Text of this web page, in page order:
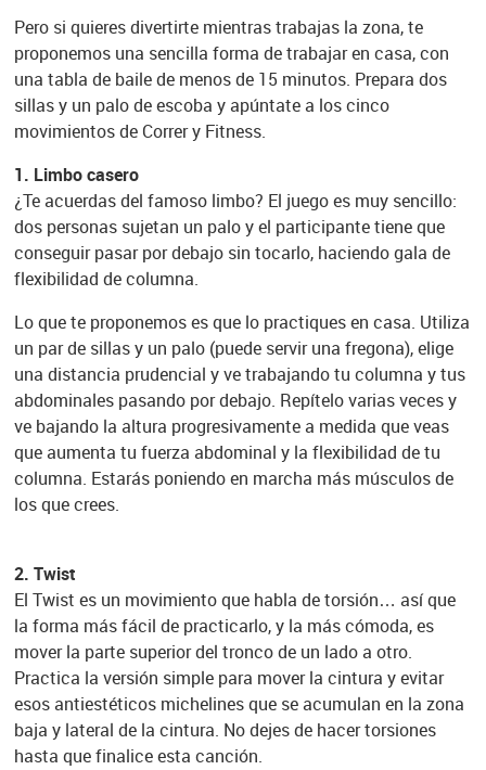
Pero si quieres divertirte mientras trabajas la zona, te
proponemos una sencilla forma de trabajar en casa, con
una tabla de baile de menos de 15 minutos. Prepara dos
sillas y un palo de escoba y apúntate a los cinco
movimientos de Correr y Fitness.
1. Limbo casero
¿Te acuerdas del famoso limbo? El juego es muy sencillo:
dos personas sujetan un palo y el participante tiene que
conseguir pasar por debajo sin tocarlo, haciendo gala de
flexibilidad de columna.
Lo que te proponemos es que lo practiques en casa. Utiliza
un par de sillas y un palo (puede servir una fregona), elige
una distancia prudencial y ve trabajando tu columna y tus
abdominales pasando por debajo. Repítelo varias veces y
ve bajando la altura progresivamente a medida que veas
que aumenta tu fuerza abdominal y la flexibilidad de tu
columna. Estarás poniendo en marcha más músculos de
los que crees.
2. Twist
El Twist es un movimiento que habla de torsión… así que
la forma más fácil de practicarlo, y la más cómoda, es
mover la parte superior del tronco de un lado a otro.
Practica la versión simple para mover la cintura y evitar
esos antiestéticos michelines que se acumulan en la zona
baja y lateral de la cintura. No dejes de hacer torsiones
hasta que finalice esta canción.